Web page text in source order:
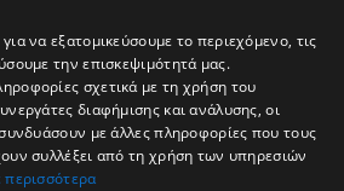
να εξατομικεύσουμε το περιεχόμενο, τις
την επισκεψιμότητά μας.
σχετικά με τη χρήση του
διαφήμισης και ανάλυσης, οι
με άλλες πληροφορίες που τους
συλλέξει από τη χρήση των υπηρεσιών
περισσότερα